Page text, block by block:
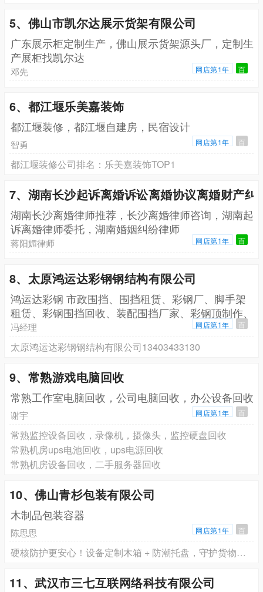
5、佛山市凯尔达展示货架有限公司
广东展示柜定制生产，佛山展示货架源头厂，定制生
产展柜找凯尔达
邓先 网店第1年 百
6、都江堰乐美嘉装饰
都江堰装修，都江堰自建房，民宿设计
智勇 网店第1年 百
都江堰装修公司排名：乐美嘉装饰TOP1
7、湖南长沙起诉离婚诉讼离婚协议离婚财产纠
湖南长沙离婚律师推荐，长沙离婚律师咨询，湖南起
诉离婚律师委托，湖南婚姻纠纷律师
蒋阳媚律师 网店第1年 百
8、太原鸿运达彩钢钢结构有限公司
鸿运达彩钢 市政围挡、围挡租赁、彩钢厂、脚手架
租赁、彩钢围挡回收、装配围挡厂家、彩钢顶制作、
集装箱租
冯经理 网店第1年 百
太原鸿运达彩钢钢结构有限公司13403433130
9、常熟游戏电脑回收
常熟工作室电脑回收，公司电脑回收，办公设备回收
谢宇 网店第1年 百
常熟监控设备回收，录像机，摄像头，监控硬盘回收
常熟机房ups电池回收，ups电源回收
常熟机房设备回收，二手服务器回收
10、佛山青杉包装有限公司
木制品包装容器
陈思思 网店第1年 百
硬核防护更安心！设备定制木箱 + 防潮托盘，守护货物运输安全
11、武汉市三七互联网络科技有限公司